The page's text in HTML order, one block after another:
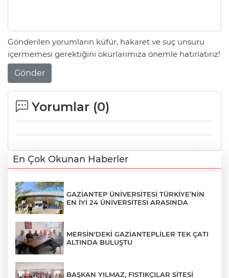
Gönderilen yorumların küfür, hakaret ve suç unsuru
içermemesi gerektiğini okurlarımıza önemle hatırlatırız!
Gönder
Yorumlar (0)
En Çok Okunan Haberler
GAZİANTEP ÜNİVERSİTESİ TÜRKİYE’NİN
EN İYİ 24 ÜNİVERSİTESİ ARASINDA
MERSİN'DEKİ GAZİANTEPLİLER TEK ÇATI
ALTINDA BULUŞTU
BAŞKAN YILMAZ, FISTIKÇILAR SİTESİ